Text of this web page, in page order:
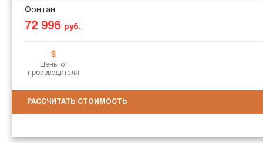
Фонтан
72 996 руб.
Цены от
производителя
РАССЧИТАТЬ СТОИМОСТЬ